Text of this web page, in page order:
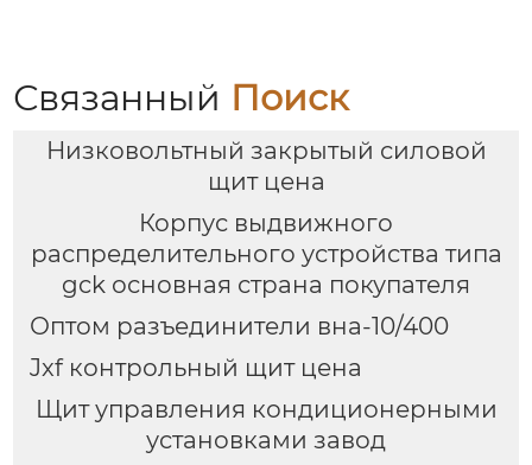
Связанный Поиск
Низковольтный закрытый силовой
щит цена
Корпус выдвижного
распределительного устройства типа
gck основная страна покупателя
Оптом разъединители вна-10/400
Jxf контрольный щит цена
Щит управления кондиционерными
установками завод